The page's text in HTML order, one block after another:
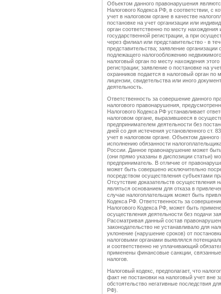
Объектом данного правонарушения
Налогового Кодекса РФ, в соответствии, с
учет в налоговом органе в качестве
постановке на учет организации или
орган соответственно по месту
государственной регистрации, а при
через филиал или представительство - в
представительства; заявление
подлежащего налогообложению
налоговый орган по месту нахождения
регистрации; заявление о постановке на
охранников подается в налоговый орган по
лицензии, свидетельства или иного
деятельность.
Ответственность за совершение данного
налогового правонарушения,
Налогового Кодекса РФ устанавливает
налоговом органе, выразившееся в
предпринимателем деятельности без
дней со дня истечения установленного ст.
учет в налоговом органе. Объектом
исполнению обязанности
России. Данное правонарушение может
(они прямо указаны в диспозиции статьи)
предприниматель. В отличие от
может быть совершено исключительно
посредством осуществления субъектами
Отсутствие доказательств осуществления
являться основанием для отказа в
случае налогоплательщик может быть
Кодекса РФ. Ответственность за
Налогового Кодекса РФ, может быть
осуществления деятельности без подачи
Рассматривая данный состав
законодательство не устанавливало для
уклонение (нарушение сроков) от
налоговыми органами выявлялся
и соответственно не уплачивающий
применены финансовые санкции,
налогов.
Налоговый кодекс, предполагает, что
факт не постановки на налоговый учет вне
обстоятельство негативные последствия
РФ).